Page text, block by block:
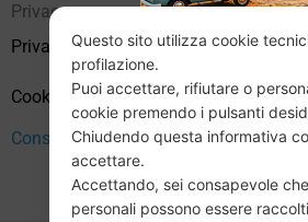
Privacy
Privacy Policy
Cookie Policy (UE)
Consenso
Questo sito utilizza cookie
profilazione.
Puoi accettare, rifiutare o
cookie premendo i pulsanti
Chiudendo questa informativa
accettare.
Accettando, sei consapevole
personali possono essere